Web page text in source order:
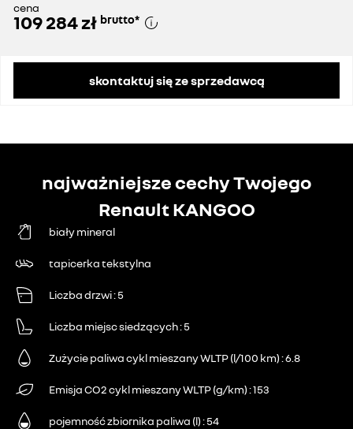
cena
109 284 zł brutto*
skontaktuj się ze sprzedawcą
najważniejsze cechy Twojego
Renault KANGOO
biały mineral
tapicerka tekstylna
Liczba drzwi 5
Liczba miejsc siedzących 5
Zużycie paliwa cykl mieszany WLTP (l/100 km) 6.8
Emisja CO2 cykl mieszany WLTP (g/km) 153
pojemność zbiornika paliwa (l) 54